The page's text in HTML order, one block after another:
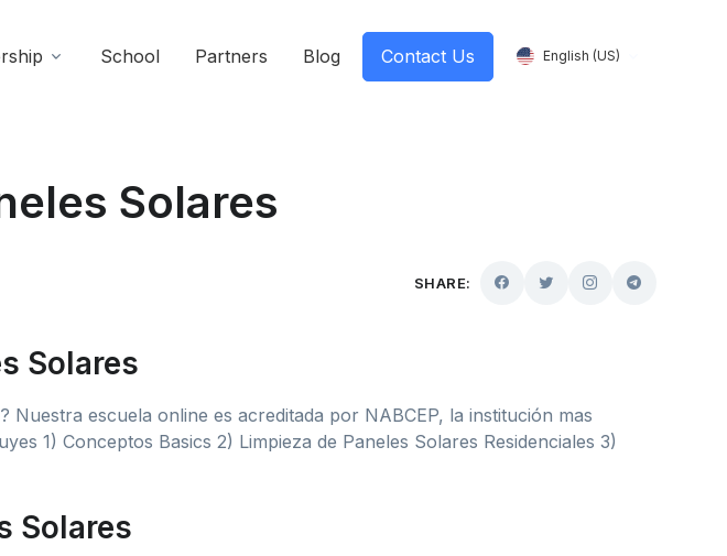
School Partners Blog Contact Us English (US)
Solares
SHARE:
Solares
escuela online es acreditada por NABCEP, la institución mas
1) Conceptos Basics 2) Limpieza de Paneles Solares Residenciales 3)
Solares